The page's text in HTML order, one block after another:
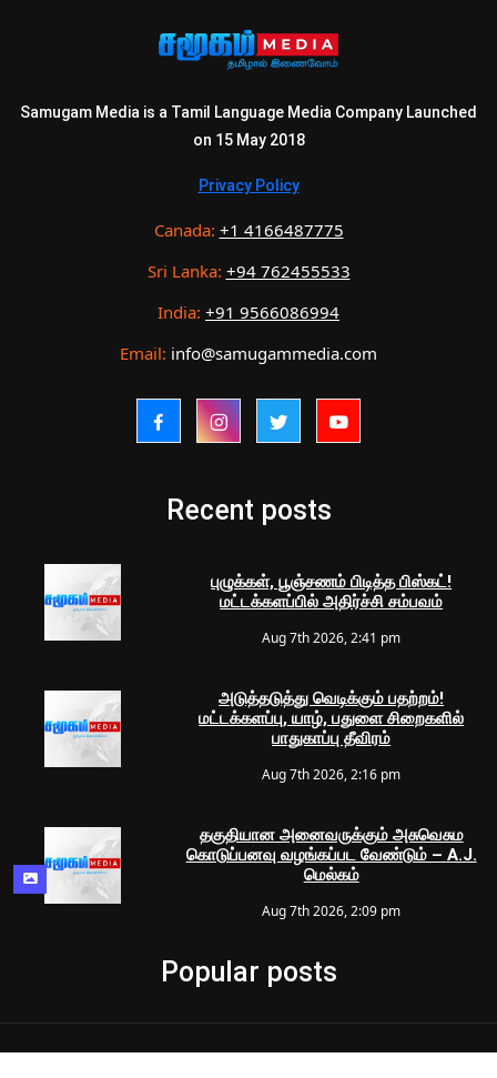
Samugam Media is a Tamil Language Media Company Launched
on 15 May 2018
Privacy Policy
Canada: +1 4166487775
Sri Lanka: +94 762455533
India: +91 9566086994
Email: info@samugammedia.com
Recent posts
புழுக்கள், பூஞ்சணம் பிடித்த பிஸ்கட்!
மட்டக்களப்பில் அதிர்ச்சி சம்பவம்
Aug 7th 2026, 2:41 pm
அடுத்தடுத்து வெடிக்கும் பதற்றம்!
மட்டக்களப்பு, யாழ், பதுளை சிறைகளில்
பாதுகாப்பு தீவிரம்
Aug 7th 2026, 2:16 pm
தகுதியான அனைவருக்கும் அசுவெசும
கொடுப்பனவு வழங்கப்பட வேண்டும் – A.J.
மெல்கம்
Aug 7th 2026, 2:09 pm
Popular posts